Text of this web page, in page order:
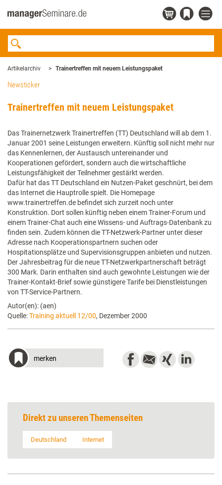
Artikelarchiv Trainertreffen mit neuem Leistungspaket
Newsticker
Trainertreffen mit neuem Leistungspaket
Das Trainernetzwerk Trainertreffen (TT) Deutschland will ab dem 1.
Januar 2001 seine Leistungen erweitern. Künftig soll nicht mehr nur
das Kennenlernen, der Austausch untereinander und
Kooperationen gefördert, sondern auch die wirtschaftliche
Leistungsfähigkeit der Teilnehmer gestärkt werden.
Dafür hat das TT Deutschland ein Nutzen-Paket geschnürt, bei dem
das Internet die Hauptrolle spielt. Die Homepage
www.trainertreffen.de befindet sich zurzeit noch unter
Konstruktion. Dort sollen künftig neben einem Trainer-Forum und
einem Trainer-Chat auch eine Wissens- und Auftrags-Datenbank zu
finden sein. Zudem können die TT-Netzwerk-Partner unter dieser
Adresse nach Kooperationspartnern suchen oder
Hospitationsplätze und Supervisionsgruppen anbieten und nutzen.
Der Jahresbeitrag für die neue TT-Netzwerkpartnerschaft beträgt
300 Mark. Darin enthalten sind auch gewohnte Leistungen wie der
Trainer-Kontakt-Brief sowie günstigere Tarife bei Dienstleistungen
von TT-Service-Partnern.
Autor(en): (aen)
Quelle:Training aktuell 12/00, Dezember 2000
merken
Direkt zu unseren Themenseiten
Deutschland Internet